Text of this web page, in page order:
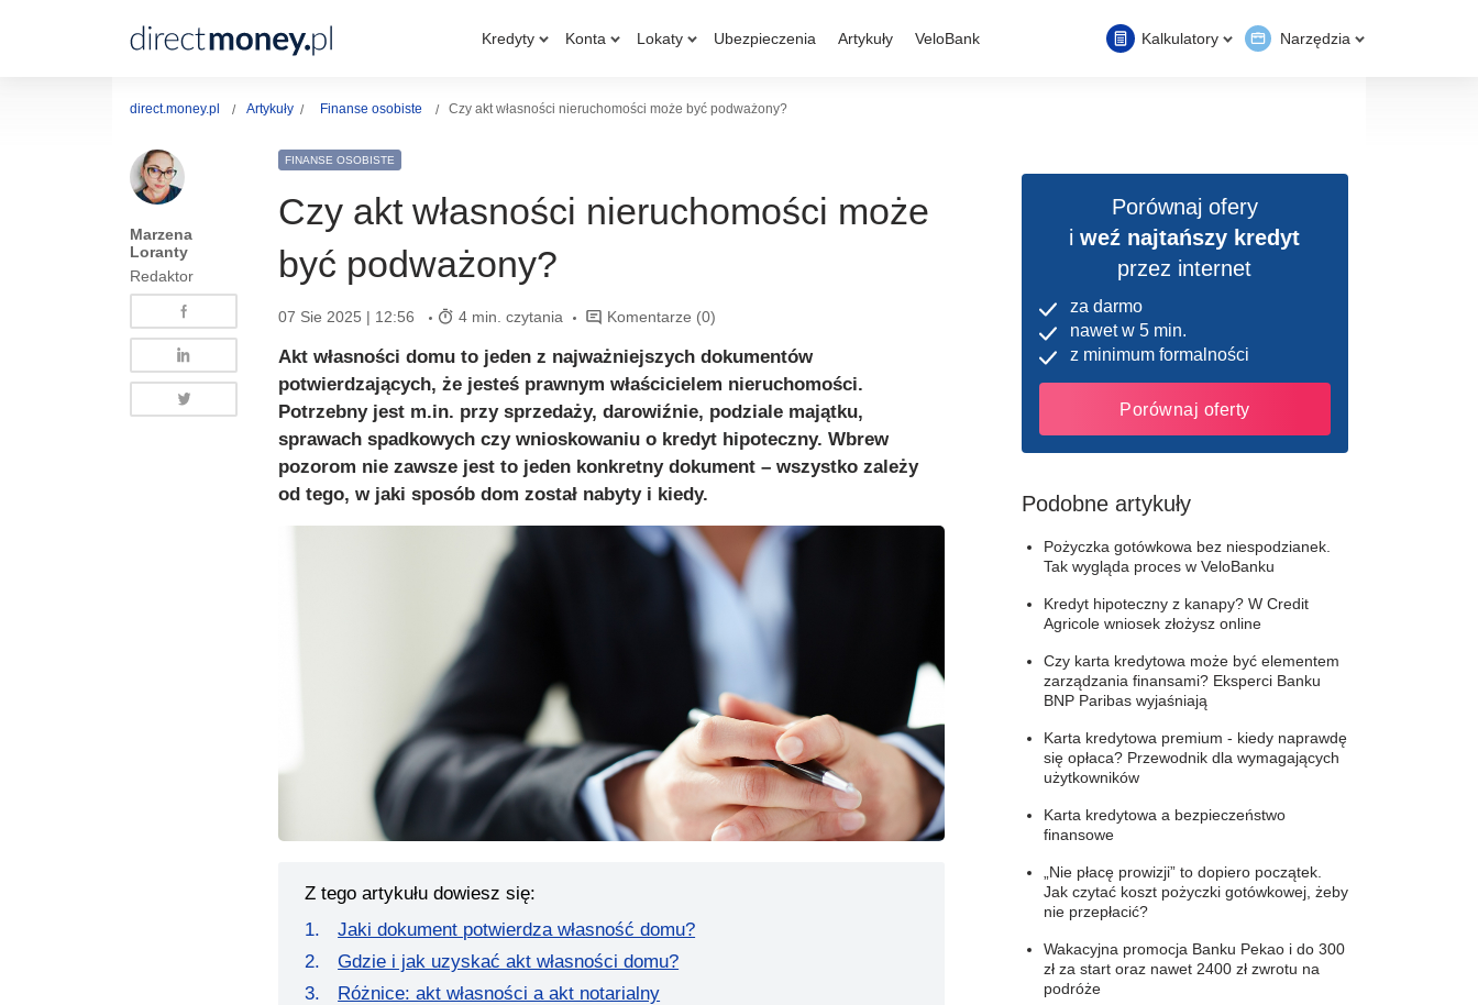
Kredyty Konta Lokaty Ubezpieczenia Artykuły VeloBank Kalkulatory Narzędzia
direct.money.pl Artykuły Finanse osobiste Czy akt własności nieruchomości może być podważony?
Marzena
Loranty
Redaktor
FINANSE OSOBISTE
Czy akt własności nieruchomości może
być podważony?
07 Sie 2025 | 12:56 4 min. czytania Komentarze (0)
Akt własności domu to jeden z najważniejszych dokumentów
potwierdzających, że jesteś prawnym właścicielem nieruchomości.
Potrzebny jest m.in. przy sprzedaży, darowiźnie, podziale majątku,
sprawach spadkowych czy wnioskowaniu o kredyt hipoteczny. Wbrew
pozorom nie zawsze jest to jeden konkretny dokument – wszystko zależy
od tego, w jaki sposób dom został nabyty i kiedy.
Z tego artykułu dowiesz się:
Jaki dokument potwierdza własność domu?
Gdzie i jak uzyskać akt własności domu?
Różnice: akt własności a akt notarialny
Porównaj ofery
iweź najtańszy kredyt
przez internet
za darmo
nawet w 5 min.
z minimum formalności
Porównaj oferty
Podobne artykuły
Pożyczka gotówkowa bez niespodzianek.
Tak wygląda proces w VeloBanku
Kredyt hipoteczny z kanapy? W Credit
Agricole wniosek złożysz online
Czy karta kredytowa może być elementem
zarządzania finansami? Eksperci Banku
BNP Paribas wyjaśniają
Karta kredytowa premium - kiedy naprawdę
się opłaca? Przewodnik dla wymagających
użytkowników
Karta kredytowa a bezpieczeństwo
finansowe
„Nie płacę prowizji” to dopiero początek.
Jak czytać koszt pożyczki gotówkowej, żeby
nie przepłacić?
Wakacyjna promocja Banku Pekao i do 300
zł za start oraz nawet 2400 zł zwrotu na
podróże